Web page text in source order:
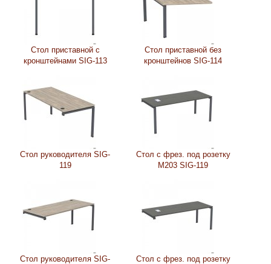
Стол приставной с
кронштейнами SIG-113
Стол приставной без
кронштейнов SIG-114
Стол руководителя SIG-
119
Стол с фрез. под розетку
М203 SIG-119
Стол руководителя SIG-
Стол с фрез. под розетку